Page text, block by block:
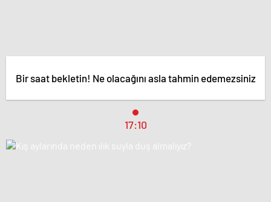
Bir saat bekletin! Ne olacağını asla tahmin edemezsiniz
17:10